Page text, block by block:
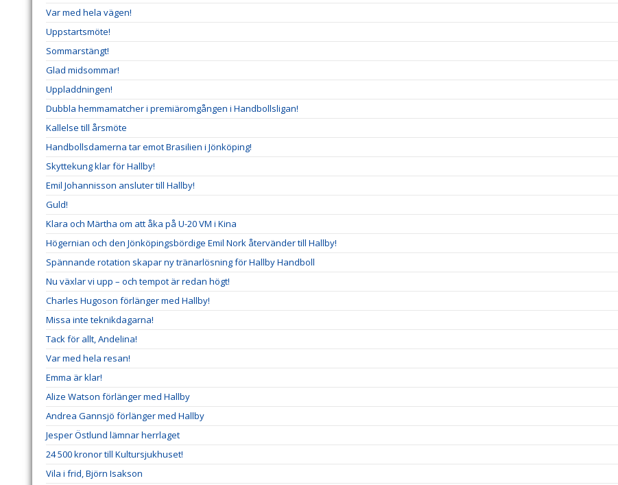
Var med hela vägen!
Uppstartsmöte!
Sommarstängt!
Glad midsommar!
Uppladdningen!
Dubbla hemmamatcher i premiäromgången i Handbollsligan!
Kallelse till årsmöte
Handbollsdamerna tar emot Brasilien i Jönköping!
Skyttekung klar för Hallby!
Emil Johannisson ansluter till Hallby!
Guld!
Klara och Märtha om att åka på U-20 VM i Kina
Högernian och den Jönköpingsbördige Emil Nork återvänder till Hallby!
Spännande rotation skapar ny tränarlösning för Hallby Handboll
Nu växlar vi upp – och tempot är redan högt!
Charles Hugoson förlänger med Hallby!
Missa inte teknikdagarna!
Tack för allt, Andelina!
Var med hela resan!
Emma är klar!
Alize Watson förlänger med Hallby
Andrea Gannsjö förlänger med Hallby
Jesper Östlund lämnar herrlaget
24 500 kronor till Kultursjukhuset!
Vila i frid, Björn Isakson